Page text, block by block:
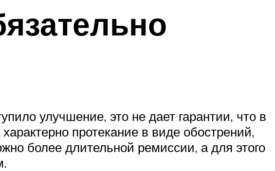
улучшение, это не дает гарантии, что в
протекание в виде обострений,
более длительной ремиссии, а для этого